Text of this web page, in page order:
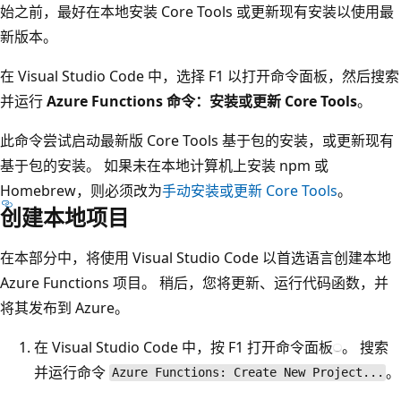
始之前，最好在本地安装 Core Tools 或更新现有安装以使用最
新版本。
在 Visual Studio Code 中，选择 F1 以打开命令面板，然后搜索
并运行Azure Functions 命令：安装或更新 Core Tools。
此命令尝试启动最新版 Core Tools 基于包的安装，或更新现有
基于包的安装。 如果未在本地计算机上安装 npm 或
Homebrew，则必须改为手动安装或更新 Core Tools。
创建本地项目
在本部分中，将使用 Visual Studio Code 以首选语言创建本地
Azure Functions 项目。 稍后，您将更新、运行代码函数，并
将其发布到 Azure。
在 Visual Studio Code 中，按 F1 打开命令面板 。 搜索
并运行命令 Azure Functions: Create New Project... 。